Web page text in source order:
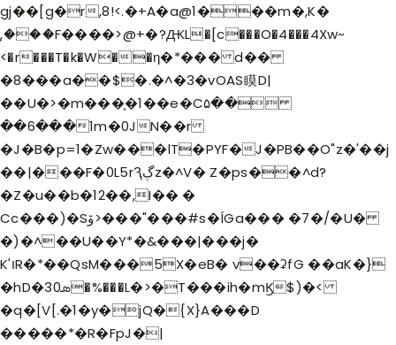
gj��[g�r,8!<.�+A�a@1���m�,K�
ۭ,���F����>@+�?ԪL�[c���O�4���4Xw~
<�r���T�k�W��η�*��� d��
�8���a��$�.�^�3�vOAS瞙D|
��U�>�m���͕�1��e�C۵��
��6���1m�0JN��r
�J�B�p=1�Zw���lT�PYF�J�PB��O"z�'��j
��|���F�0L5rԆڳz�^V� Z�ps��^d?
�Z�u��b�12��,I�� �
Cc���)�Sۆ>���"���#s�ÍGa��� �7�/�U�
�)�^��U��Y*�&���|���j�
K'וR�*��QsM���5X�eB� v��ʡfG ��aK�}
�hD�3ܣ0�%���L�>�T���ih�mϏ$)�<
�q�[V[.�1�y�jQ�{X}A���D
�����*�R�FpJ�|